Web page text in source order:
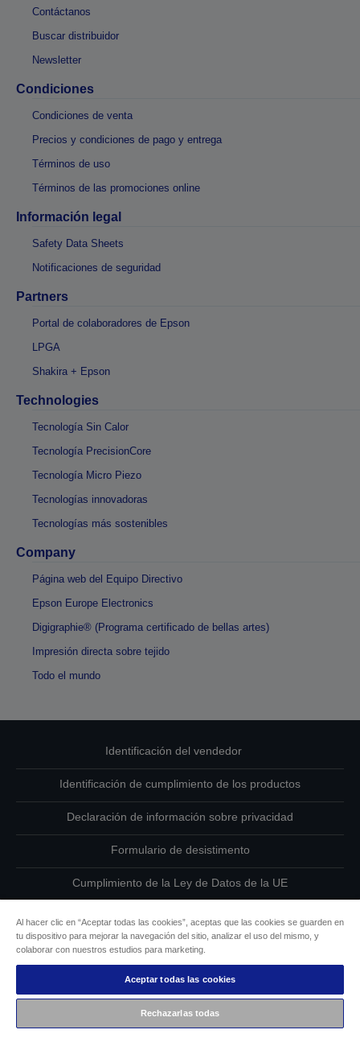
Contáctanos
Buscar distribuidor
Newsletter
Condiciones
Condiciones de venta
Precios y condiciones de pago y entrega
Términos de uso
Términos de las promociones online
Información legal
Safety Data Sheets
Notificaciones de seguridad
Partners
Portal de colaboradores de Epson
LPGA
Shakira + Epson
Technologies
Tecnología Sin Calor
Tecnología PrecisionCore
Tecnología Micro Piezo
Tecnologías innovadoras
Tecnologías más sostenibles
Company
Página web del Equipo Directivo
Epson Europe Electronics
Digigraphie® (Programa certificado de bellas artes)
Impresión directa sobre tejido
Todo el mundo
Identificación del vendedor
Identificación de cumplimiento de los productos
Declaración de información sobre privacidad
Formulario de desistimento
Cumplimiento de la Ley de Datos de la UE
Información sobre cookies
Compromiso de accesibilidad de Epson
Copyright © 2026 Seiko Epson
Al hacer clic en “Aceptar todas las cookies”, aceptas que las cookies se guarden en
tu dispositivo para mejorar la navegación del sitio, analizar el uso del mismo, y
colaborar con nuestros estudios para marketing.
Aceptar todas las cookies
Rechazarlas todas